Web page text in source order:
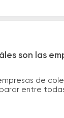
son las
de
entre